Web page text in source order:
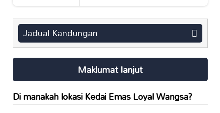
Jadual Kandungan
Maklumat lanjut
Di manakah lokasiKedai Emas Loyal Wangsa?